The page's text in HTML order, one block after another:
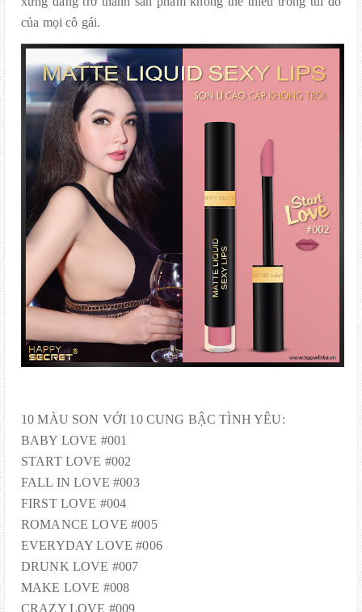
của mọi cô gái.
10 MÀU SON VỚI 10 CUNG BẬC TÌNH YÊU:
BABY LOVE #001
START LOVE #002
FALL IN LOVE #003
FIRST LOVE #004
ROMANCE LOVE #005
EVERYDAY LOVE #006
DRUNK LOVE #007
MAKE LOVE #008
CRAZY LOVE #009